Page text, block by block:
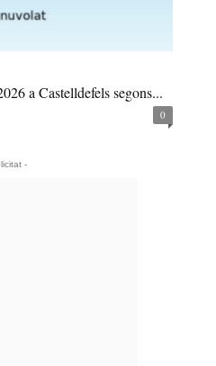
a Castelldefels segons...
0
-